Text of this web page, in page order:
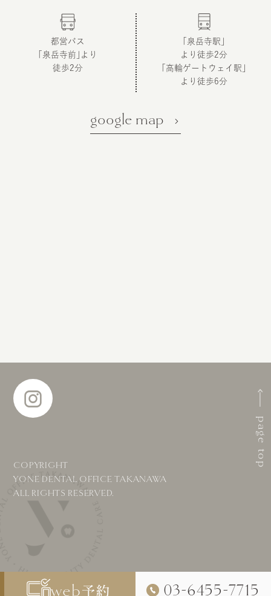
都営バス
「泉岳寺前」より
徒歩2分
「泉岳寺駅」
より徒歩2分
「高輪ゲートウェイ駅」
より徒歩6分
google map
COPYRIGHT
YONE DENTAL OFFICE TAKANAWA
ALL RIGHTS RESERVED.
page top
web予約 03-6455-7715